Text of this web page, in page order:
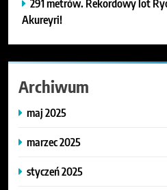
291 metrów. Rekordowy lot
Akureyri!
Archiwum
maj 2025
marzec 2025
styczeń 2025